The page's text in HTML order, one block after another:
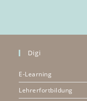
Digi
E-Learning
Lehrerfortbildung